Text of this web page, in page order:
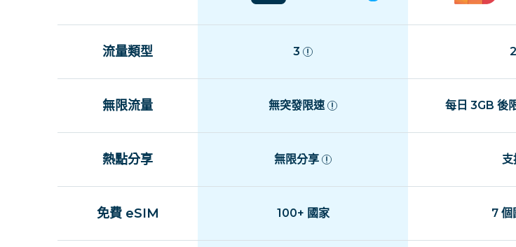
流量類型 3 2
無限流量 無突發限速 每日 3GB 後
熱點分享 無限分享 支
免費 eSIM 100+ 國家 7 個